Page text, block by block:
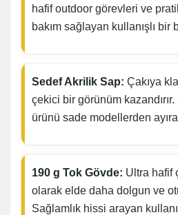
hafif outdoor görevleri ve
bakım sağlayan kullanışlı bir
Sedef Akrilik Sap: Çakıya
çekici bir görünüm
ürünü sade modellerden
190 g Tok Gövde: Ultra hafif
olarak elde daha dolgun ve
Sağlamlık hissi arayan